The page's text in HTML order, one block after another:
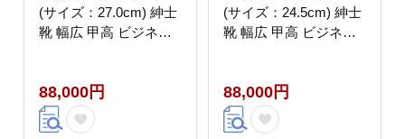
(サイズ：27.0cm) 紳士
靴 幅広 甲高 ビジネス
ポン 牛革
88,000円
(サイズ：24.5cm) 紳士
靴 幅広 甲高 ビジネス
ポン 牛革
88,000円